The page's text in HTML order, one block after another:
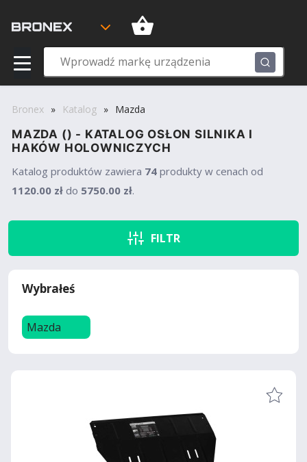
Bronex » Katalog » Mazda
MAZDA () - KATALOG OSŁON SILNIKA I
HAKÓW HOLOWNICZYCH
Katalog produktów zawiera 74 produkty w cenach od
1120.00 zł do 5750.00 zł.
FILTR
Wybrałeś
Mazda